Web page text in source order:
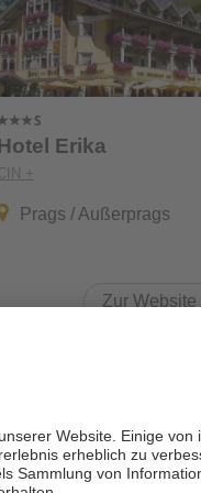
Erika
+
Prags / Außerprags
Zur Website